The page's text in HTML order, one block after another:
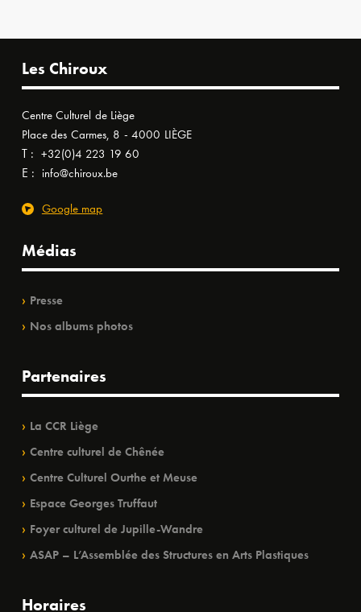
Les Chiroux
Centre Culturel de Liège
Place des Carmes, 8 - 4000 LIÈGE
T : +32(0)4 223 19 60
E : info@chiroux.be
Google map
Médias
Presse
Nos albums photos
Partenaires
La CCR Liège
Centre culturel de Chênée
Centre Culturel Ourthe et Meuse
Espace Georges Truffaut
Foyer culturel de Jupille-Wandre
ASAP – L’Assemblée des Structures en Arts Plastiques
Horaires